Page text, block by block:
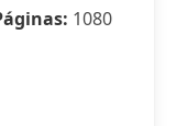
1080